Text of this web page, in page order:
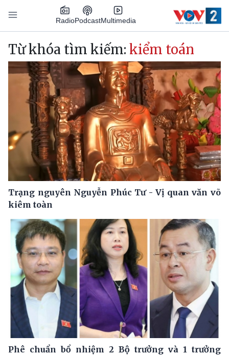
Nhảy đến nội dung
RadioPodcastMultimedia
Main navigation
Từ khóa tìm kiếm: kiểm toán
Trạng nguyên Nguyễn Phúc Tư - Vị quan văn võ
kiêm toàn
Phê chuẩn bổ nhiệm 2 Bộ trưởng và 1 trưởng